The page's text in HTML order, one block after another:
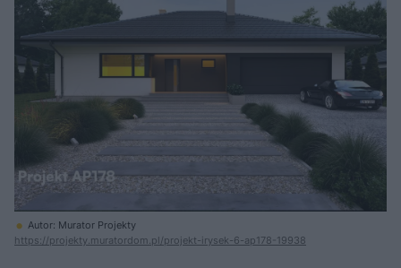
Autor: Murator Projekty
https://projekty.muratordom.pl/projekt-irysek-6-ap178-19938